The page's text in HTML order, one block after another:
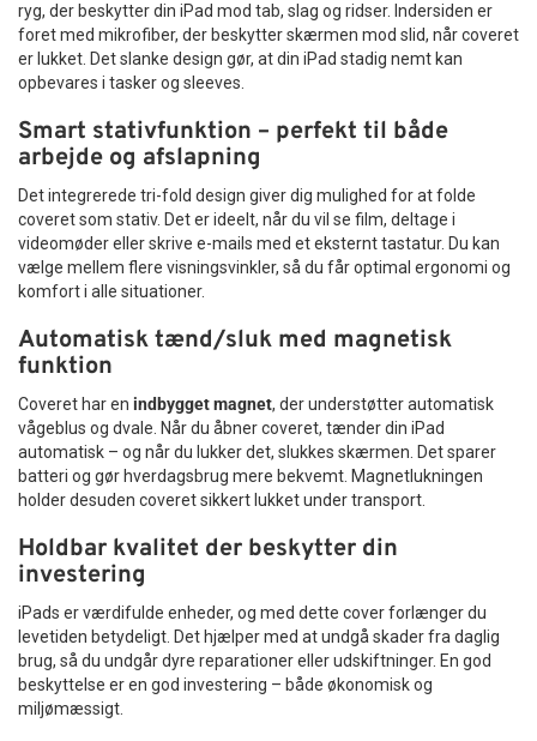
ryg, der beskytter din iPad mod tab, slag og ridser. Indersiden er
foret med mikrofiber, der beskytter skærmen mod slid, når coveret
er lukket. Det slanke design gør, at din iPad stadig nemt kan
opbevares i tasker og sleeves.
Smart stativfunktion – perfekt til både
arbejde og afslapning
Det integrerede tri-fold design giver dig mulighed for at folde
coveret som stativ. Det er ideelt, når du vil se film, deltage i
videomøder eller skrive e-mails med et eksternt tastatur. Du kan
vælge mellem flere visningsvinkler, så du får optimal ergonomi og
komfort i alle situationer.
Automatisk tænd/sluk med magnetisk
funktion
Coveret har en indbygget magnet, der understøtter automatisk
vågeblus og dvale. Når du åbner coveret, tænder din iPad
automatisk – og når du lukker det, slukkes skærmen. Det sparer
batteri og gør hverdagsbrug mere bekvemt. Magnetlukningen
holder desuden coveret sikkert lukket under transport.
Holdbar kvalitet der beskytter din
investering
iPads er værdifulde enheder, og med dette cover forlænger du
levetiden betydeligt. Det hjælper med at undgå skader fra daglig
brug, så du undgår dyre reparationer eller udskiftninger. En god
beskyttelse er en god investering – både økonomisk og
miljømæssigt.